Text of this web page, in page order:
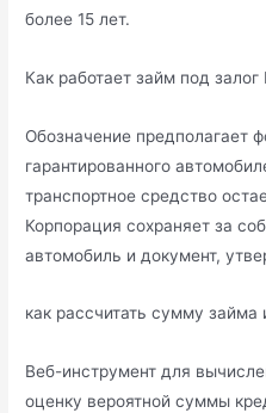
более 15 лет.
Как работает займ под
Обозначение предполагает
гарантированного
транспортное средство
Корпорация сохраняет за
автомобиль и документ,
как рассчитать сумму займа
Веб-инструмент для
оценку вероятной суммы